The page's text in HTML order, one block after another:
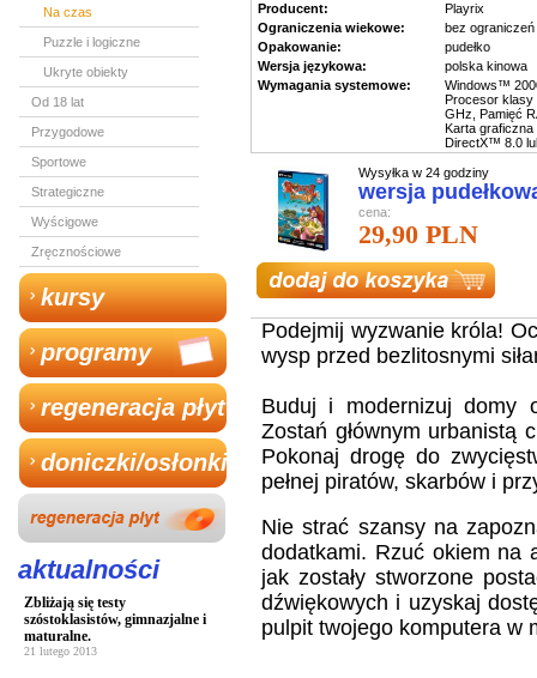
Na czas
Puzzle i logiczne
Ukryte obiekty
Od 18 lat
Przygodowe
Sportowe
Strategiczne
Wyścigowe
Zręcznościowe
kursy
programy
regeneracja płyt
doniczki/osłonki
aktualności
Zbliżają się testy
szóstoklasistów, gimnazjalne i
maturalne.
21 lutego 2013
Producent:
Playrix
Ograniczenia wiekowe:
bez ograniczeń
Opakowanie:
pudełko
Wersja językowa:
polska kinowa
Wymagania systemowe:
Windows™
Procesor
GHz, Pamięć
Karta graficzna
DirectX™ 8.0
Wysyłka w 24 godziny
wersja
cena:
29,90 PLN
Podejmij wyzwanie króla!
wysp przed bezlitosnymi
Buduj i modernizuj domy
Zostań głównym urbanistą
Pokonaj drogę do
pełnej piratów, skarbów i
Nie strać szansy na
dodatkami. Rzuć okiem na
jak zostały stworzone
dźwiękowych i uzyskaj
pulpit twojego komputera w